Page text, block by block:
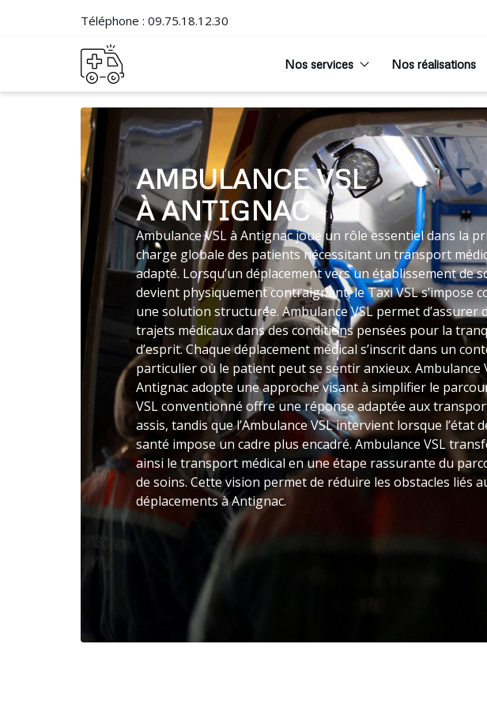
Téléphone : 09.75.18.12.30
Nos services Nos réalisations
AMBULANCE VSL
À ANTIGNAC
Ambulance VSL à Antignac joue un rôle essentiel dans la
charge globale des patients nécessitant un transport
adapté. Lorsqu’un déplacement vers un établissement de
devient physiquement contraignant, le Taxi VSL s’impose
une solution structurée. Ambulance VSL permet d’assurer
trajets médicaux dans des conditions pensées pour la
d’esprit. Chaque déplacement médical s’inscrit dans un
particulier où le patient peut se sentir anxieux. Ambulance
Antignac adopte une approche visant à simplifier le
VSL conventionné offre une réponse adaptée aux
assis, tandis que l’Ambulance VSL intervient lorsque l’état
santé impose un cadre plus encadré. Ambulance VSL
ainsi le transport médical en une étape rassurante du
de soins. Cette vision permet de réduire les obstacles liés
déplacements à Antignac.